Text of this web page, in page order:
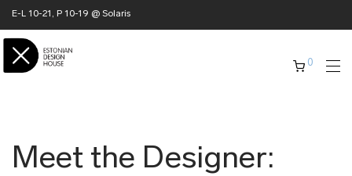
E-L 10-21, P 10-19 @ Solaris
0
Meet the Designer: